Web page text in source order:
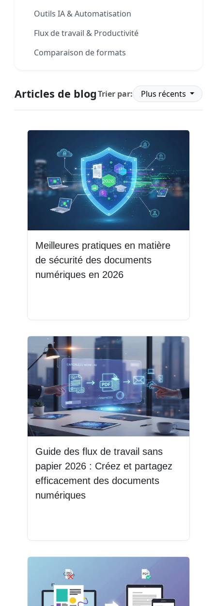
Outils IA & Automatisation
Flux de travail & Productivité
Comparaison de formats
Articles de blogTrier par: Plus récents
Meilleures pratiques en matière
de sécurité des documents
numériques en 2026
Guide des flux de travail sans
papier 2026 : Créez et partagez
efficacement des documents
numériques